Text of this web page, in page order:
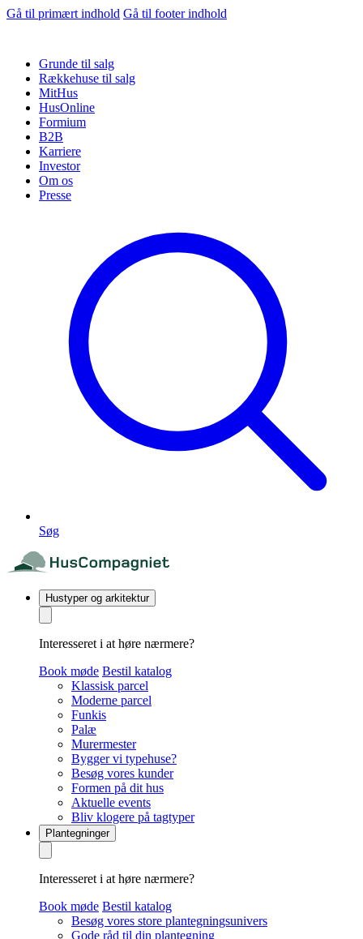
Gå til primært indhold Gå til footer indhold
Grunde til salg
Rækkehuse til salg
MitHus
HusOnline
Formium
B2B
Karriere
Investor
Om os
Presse
Søg
Hustyper og arkitektur
Interesseret i at høre nærmere?
Book møde Bestil katalog
Klassisk parcel
Moderne parcel
Funkis
Palæ
Murermester
Bygger vi typehuse?
Besøg vores kunder
Formen på dit hus
Aktuelle events
Bliv klogere på tagtyper
Plantegninger
Interesseret i at høre nærmere?
Book møde Bestil katalog
Besøg vores store plantegningsunivers
Gode råd til din plantegning